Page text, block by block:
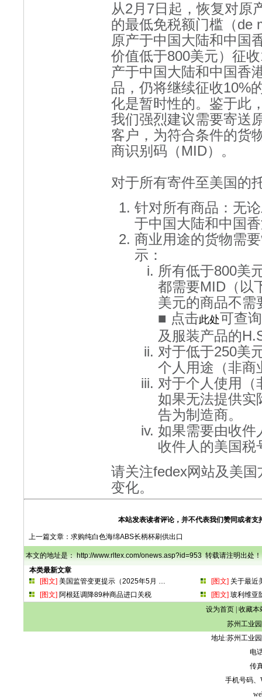
从2月7日起，恢复对原
的最低免税额门槛（de
原产于中国大陆和中国
价值低于800美元）征
产于中国大陆和中国香
品，仍将继续征收10%
化是暂时性的。鉴于此
我们强烈建议需要寄送
客户，为符合条件的货
商识别码（MID）。
对于所有寄件至美国的
针对所有商品：无
于中国大陆和中国
商业用途的货物需
示：
所有低于800美
都需要MID（以
美元的商品不需
■ 点击此处可查
及服装产品的
对于低于250美
个人用途（非商
对于个人使用（
如果无法提供实
告为制造商。
如果需要由收件
收件人的美国税
请关注fedex网站及美
变化。
本站发表读者评论，并不代表我们赞同或者
上一篇文章： 求购纯白色海绵ABS长柄杯刷供出口
本文的地址是： http://www.rltex.com/onews.asp?id=953 转载请注明出处！
本类最新文章
[图文] 美国监管变更提示（2025年5月 … [图文] 关于最近
[图文] 阿根廷调降89种商品进口关税 [图文] 玻利维亚
设为首页| 收藏本
苏州工业
地址:苏州工业
电
传
手机号码、